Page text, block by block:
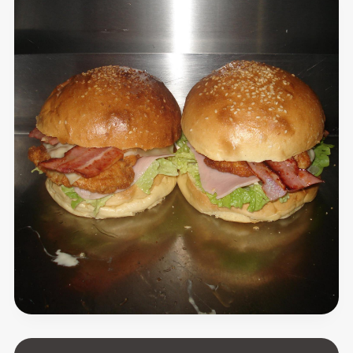
Adega
dos
Amigos